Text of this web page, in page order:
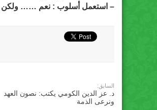
– استعمل أسلوب : نعم …… ولكن
السابق:
د. عز الدين الكومي يكتب: نصون العهد
ونرعى الذمة